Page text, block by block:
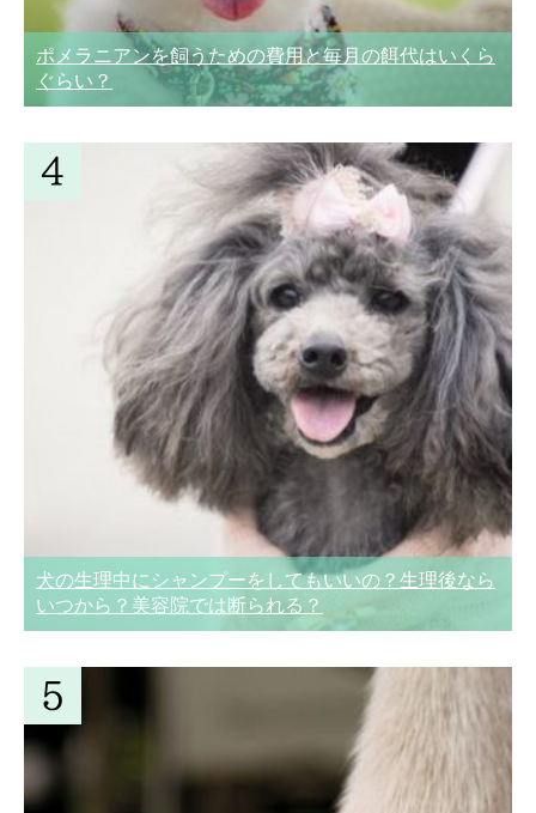
ポメラニアンを飼うための費用と毎月の餌代はいくら
ぐらい？
犬の生理中にシャンプーをしてもいいの？生理後なら
いつから？美容院では断られる？